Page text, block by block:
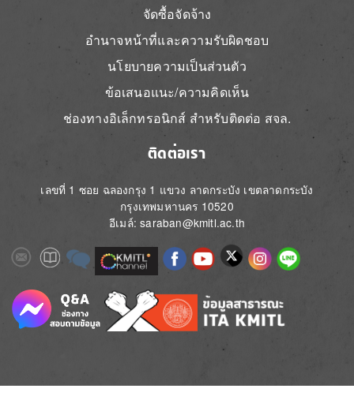
จัดซื้อจัดจ้าง
อำนาจหน้าที่และความรับผิดชอบ
นโยบายความเป็นส่วนตัว
ข้อเสนอแนะ/ความคิดเห็น
ช่องทางอิเล็กทรอนิกส์ สำหรับติดต่อ สจล.
ติดต่อเรา
เลขที่ 1 ซอย ฉลองกรุง 1 แขวง ลาดกระบัง เขตลาดกระบัง
กรุงเทพมหานคร 10520
อีเมล์: saraban@kmitl.ac.th
ImageImageImage Image ImageImageImageImageImage
Image Image